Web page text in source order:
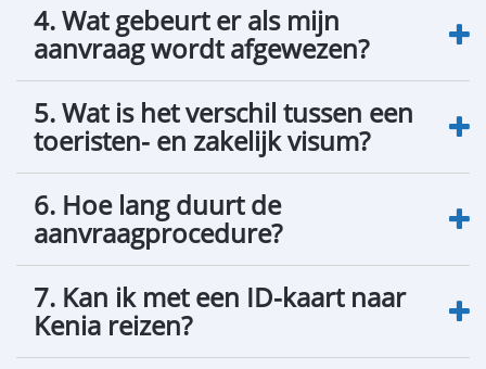
4. Wat gebeurt er als mijn
aanvraag wordt afgewezen?
5. Wat is het verschil tussen een
toeristen- en zakelijk visum?
6. Hoe lang duurt de
aanvraagprocedure?
7. Kan ik met een ID-kaart naar
Kenia reizen?